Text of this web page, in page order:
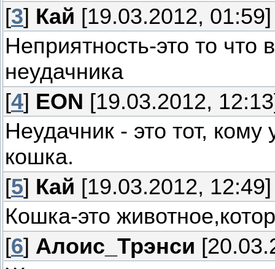
[3] Кай [19.03.2012, 01:59]
Неприятность-это то что
неудачника
[4] EON [19.03.2012,
Неудачник - это тот,
кошка.
[5] Кай [19.03.2012, 12:49]
Кошка-это
[6] Алоис_Трэнси